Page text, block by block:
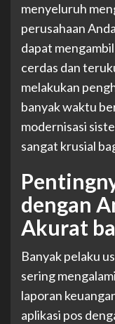
menyeluruh
perusahaan
dapat
cerdas dan
melakukan
banyak waktu
modernisasi
sangat krusial
dengan
Akurat
Banyak pelaku
sering
laporan
aplikasi pos